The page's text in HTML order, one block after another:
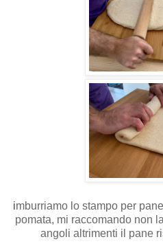
imburriamo lo stampo per
pomata, mi raccomando non
angoli altrimenti il pane